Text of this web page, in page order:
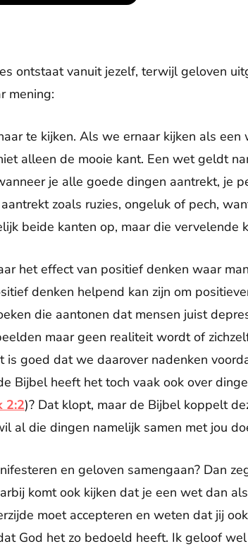
ontstaat vanuit jezelf, terwijl geloven
mening:
te kijken. Als we ernaar kijken als
alleen de mooie kant. Een wet geldt
je alle goede dingen aantrekt, je
zoals ruzies, ongeluk of pech,
beide kanten op, maar die vervelende
het effect van positief denken waar
denken helpend kan zijn om
die aantonen dat mensen juist
maar geen realiteit wordt of
is goed dat we daarover nadenken
Bijbel heeft het toch vaak ook over
2:2)? Dat klopt, maar de Bijbel koppelt
al die dingen namelijk samen met jou
en geloven samengaan? Dan
komt ook kijken dat je een wet dan
moet accepteren en weten dat jij
God het zo bedoeld heeft. Ik geloof